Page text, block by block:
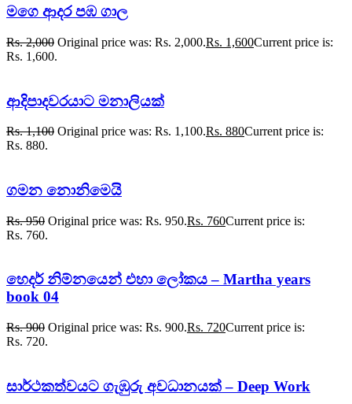
මගෙ ආදර පඹ ගාල
Rs.2,000 Original price was: Rs. 2,000.Rs. 1,600Current price is:
Rs. 1,600.
ආදිපාදවරයාට මනාලියක්
Rs.1,100 Original price was: Rs. 1,100.Rs. 880Current price is:
Rs. 880.
ගමන නොනිමෙයි
Rs.950 Original price was: Rs. 950.Rs. 760Current price is:
Rs. 760.
හෙදර් නිම්නයෙන් එහා ලෝකය – Martha years
book 04
Rs.900 Original price was: Rs. 900.Rs. 720Current price is:
Rs. 720.
සාර්ථකත්වයට ගැඹුරු අවධානයක් – Deep Work